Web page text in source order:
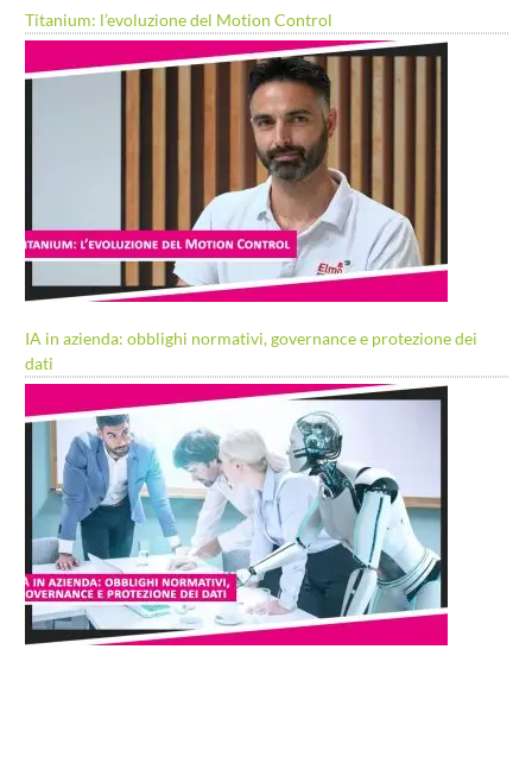
Titanium: l’evoluzione del Motion Control
IA in azienda: obblighi normativi, governance e protezione dei
dati